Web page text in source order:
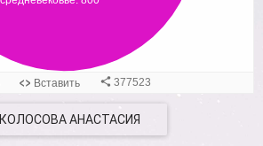
КОЛОСОВА АНАСТАСИЯ